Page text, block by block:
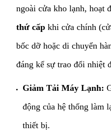
ngoài cửa kho lạnh, hoạt
thứ cấp khi cửa chính
bốc dỡ hoặc di chuyển
đáng kể sự trao đổi nhiệt
Giảm Tải Máy Lạnh:
động của hệ thống làm
thiết bị.